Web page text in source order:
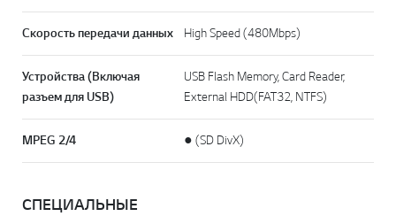
Скорость передачи данных High Speed (480Mbps)
Устройства (Включая
разъем для USB)
USB Flash Memory, Card Reader,
External HDD(FAT32, NTFS)
MPEG 2/4 ● (SD DivX)
СПЕЦИАЛЬНЫЕ